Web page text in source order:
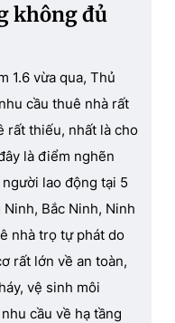
không đủ
1.6 vừa qua, Thủ
cầu thuê nhà rất
rất thiếu, nhất là cho
là điểm nghẽn
lao động tại 5
Bắc Ninh, Ninh
nhà trọ tự phát do
rất lớn về an toàn,
vệ sinh môi
cầu về hạ tầng